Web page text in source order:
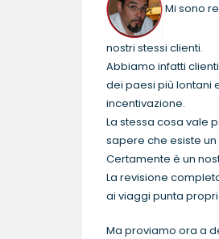
Mi sono
nostri stessi clienti.
Abbiamo infatti
dei paesi più lontani
incentivazione.
La stessa cosa vale
sapere che esiste
Certamente è un
La revisione
ai viaggi punta
Ma proviamo ora a